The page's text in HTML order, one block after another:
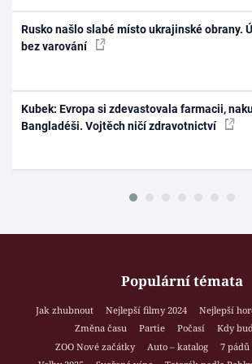
Rusko našlo slabé místo ukrajinské obrany.
bez varování
Kubek: Evropa si zdevastovala farmacii,
Bangladéši. Vojtěch ničí zdravotnictví
Populární témata
Jak zhubnout Nejlepší filmy 2024 Nejlepší
Změna času
Partie Počasí
Kdy
ZOO Nové začátky
Auto – katalog
7 pádů